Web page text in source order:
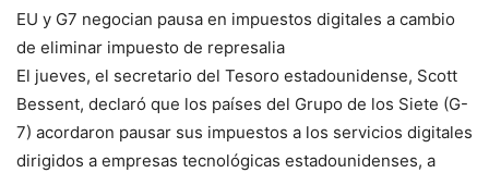
EU y G7 negocian pausa en impuestos digitales a cambio
de eliminar impuesto de represalia
El jueves, el secretario del Tesoro estadounidense, Scott
Bessent, declaró que los países del Grupo de los Siete (G-
7) acordaron pausar sus impuestos a los servicios digitales
dirigidos a empresas tecnológicas estadounidenses, a